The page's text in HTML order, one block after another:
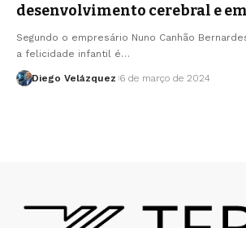
desenvolvimento cerebral e
Segundo o empresário Nuno Canhão
a felicidade infantil é…
Diego Velázquez 6 de março de 2024